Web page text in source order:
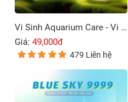
Vi Sinh Aquarium Care - Vi Sinh Cho Cá Cảnh
Giá: 49,000đ
479 Liên hệ